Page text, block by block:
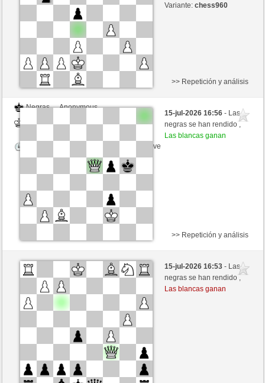
Esta partida es por puntos
Variante:chess960
Negras
Anonymous
Tiempo: 9 minutes/side + 5 seconds/move
>> Repetición y análisis
15-jul-2026 16:56- Las
negras se han rendido ,
Las blancas ganan
Negras
aleviviano (1578) (-26)
Blancas
liko71 (1311) (+26)
Tiempo: 6 minutes/side + 3 seconds/move
>> Repetición y análisis
15-jul-2026 16:53- Las
negras se han rendido ,
Las blancas ganan